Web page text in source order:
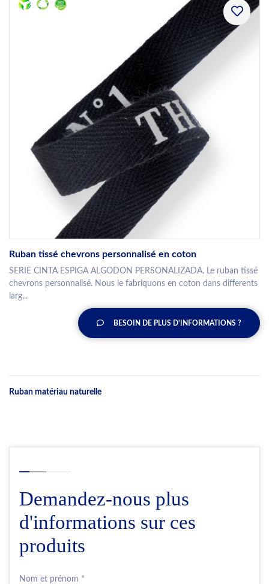
Ruban tissé chevrons personnalisé en coton
SERIE CINTA ESPIGA ALGODON PERSONALIZADA. Le ruban tissé
chevrons personnalisé. Nous le fabriquons en coton dans differents
larg...
BESOIN DE PLUS D'INFORMATIONS ?
Ruban matériau naturelle
Demandez-nous plus
d'informations sur ces
produits
Nom et prénom *